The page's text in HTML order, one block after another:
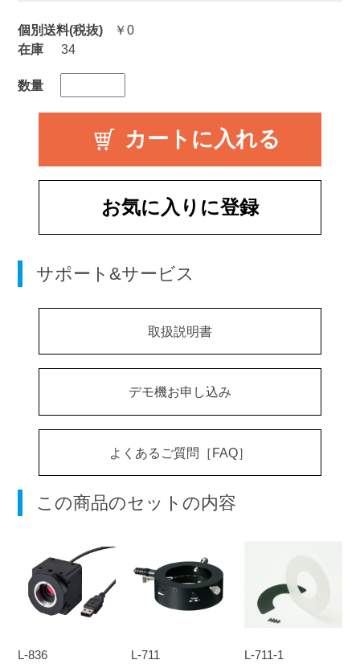
個別送料(税抜)
￥0
在庫
34
数量
お気に入りに登録
サポート&サービス
取扱説明書
デモ機お申し込み
よくあるご質問［FAQ］
この商品のセットの内容
L-836
L-711
L-711-1